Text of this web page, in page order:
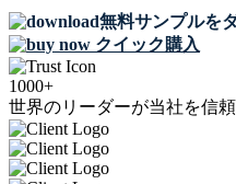
無料サンプルを
クイック購入
1000+
世界のリーダーが当社を信